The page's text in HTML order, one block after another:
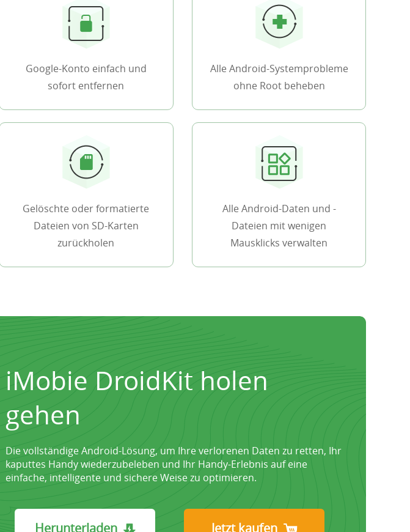
Google-Konto einfach und
sofort entfernen
Alle Android-Systemprobleme
ohne Root beheben
Gelöschte oder formatierte
Dateien von SD-Karten
zurückholen
Alle Android-Daten und -
Dateien mit wenigen
Mausklicks verwalten
iMobie DroidKit holen
gehen
Die vollständige Android-Lösung, um Ihre verlorenen Daten zu retten, Ihr
kaputtes Handy wiederzubeleben und Ihr Handy-Erlebnis auf eine
einfache, intelligente und sichere Weise zu optimieren.
Herunterladen Jetzt kaufen